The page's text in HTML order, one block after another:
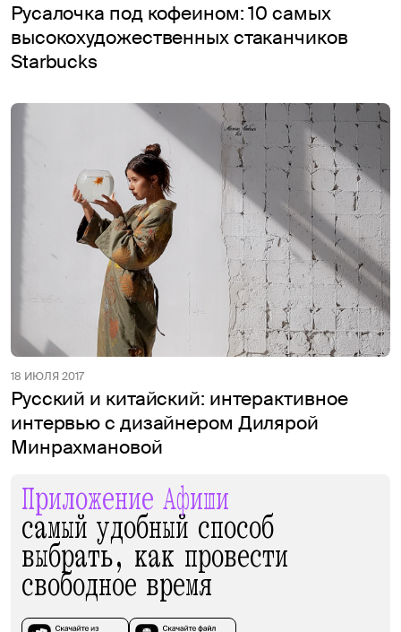
Русалочка под кофеином: 10 самых
высокохудожественных стаканчиков
Starbucks
18 ИЮЛЯ 2017
Русский и китайский: интерактивное
интервью с дизайнером Дилярой
Минрахмановой
Приложение Афиши
самый удобный способ
выбрать, как провести
свободное время